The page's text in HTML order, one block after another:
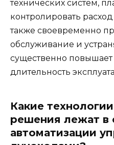
технических систем,
контролировать
также своевременно
обслуживание и
существенно
длительность
Какие
решения лежат в
автоматизации